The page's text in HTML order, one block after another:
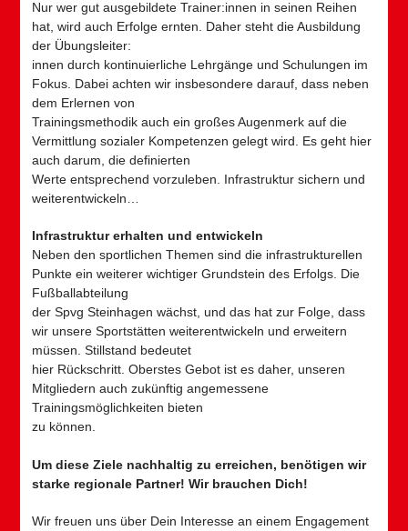
Nur wer gut ausgebildete Trainer:innen in seinen Reihen
hat, wird auch Erfolge ernten. Daher steht die Ausbildung
der Übungsleiter:
innen durch kontinuierliche Lehrgänge und Schulungen im
Fokus. Dabei achten wir insbesondere darauf, dass neben
dem Erlernen von
Trainingsmethodik auch ein großes Augenmerk auf die
Vermittlung sozialer Kompetenzen gelegt wird. Es geht hier
auch darum, die definierten
Werte entsprechend vorzuleben. Infrastruktur sichern und
weiterentwickeln…
Infrastruktur erhalten und entwickeln
Neben den sportlichen Themen sind die infrastrukturellen
Punkte ein weiterer wichtiger Grundstein des Erfolgs. Die
Fußballabteilung
der Spvg Steinhagen wächst, und das hat zur Folge, dass
wir unsere Sportstätten weiterentwickeln und erweitern
müssen. Stillstand bedeutet
hier Rückschritt. Oberstes Gebot ist es daher, unseren
Mitgliedern auch zukünftig angemessene
Trainingsmöglichkeiten bieten
zu können.
Um diese Ziele nachhaltig zu erreichen, benötigen wir
starke regionale Partner! Wir brauchen Dich!
Wir freuen uns über Dein Interesse an einem Engagement